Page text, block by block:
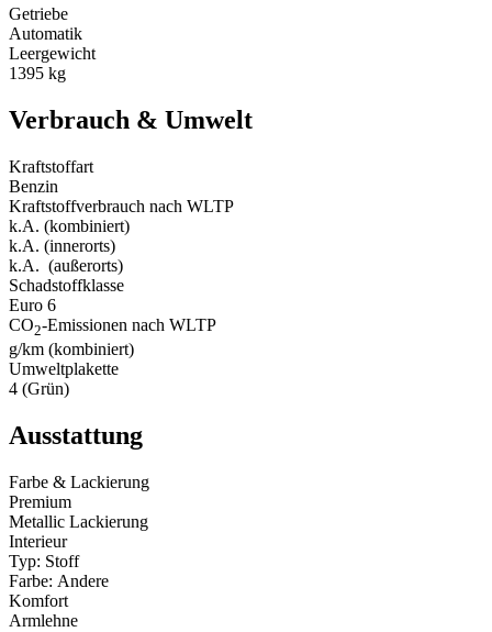
Getriebe
Automatik
Leergewicht
1395 kg
Verbrauch & Umwelt
Kraftstoffart
Benzin
Kraftstoff­verbrauch nach WLTP
k.A. (kombiniert)
k.A. (innerorts)
k.A. (außerorts)
Schadstoffklasse
Euro 6
CO2-Emissionen nach WLTP
g/km (kombiniert)
Umweltplakette
4 (Grün)
Ausstattung
Farbe & Lackierung
Premium
Metallic Lackierung
Interieur
Typ: Stoff
Farbe: Andere
Komfort
Armlehne